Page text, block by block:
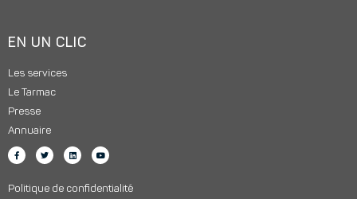
EN UN CLIC
Les services
Le Tarmac
Presse
Annuaire
Politique de confidentialité